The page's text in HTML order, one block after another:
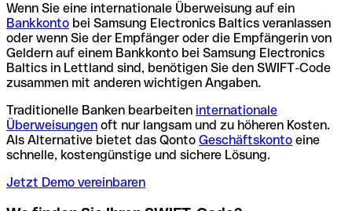
Wenn Sie eine internationale Überweisung auf ein
Bankkonto bei Samsung Electronics Baltics veranlassen
oder wenn Sie der Empfänger oder die Empfängerin von
Geldern auf einem Bankkonto bei Samsung Electronics
Baltics in Lettland sind, benötigen Sie den SWIFT-Code
zusammen mit anderen wichtigen Angaben.
Traditionelle Banken bearbeiten internationale
Überweisungen oft nur langsam und zu höheren Kosten.
Als Alternative bietet das Qonto Geschäftskonto eine
schnelle, kostengünstige und sichere Lösung.
Jetzt Demo vereinbaren